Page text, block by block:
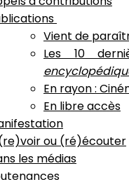
Vient de
Les 10
En rayon :
En libre accès
ou (ré)écouter
les médias